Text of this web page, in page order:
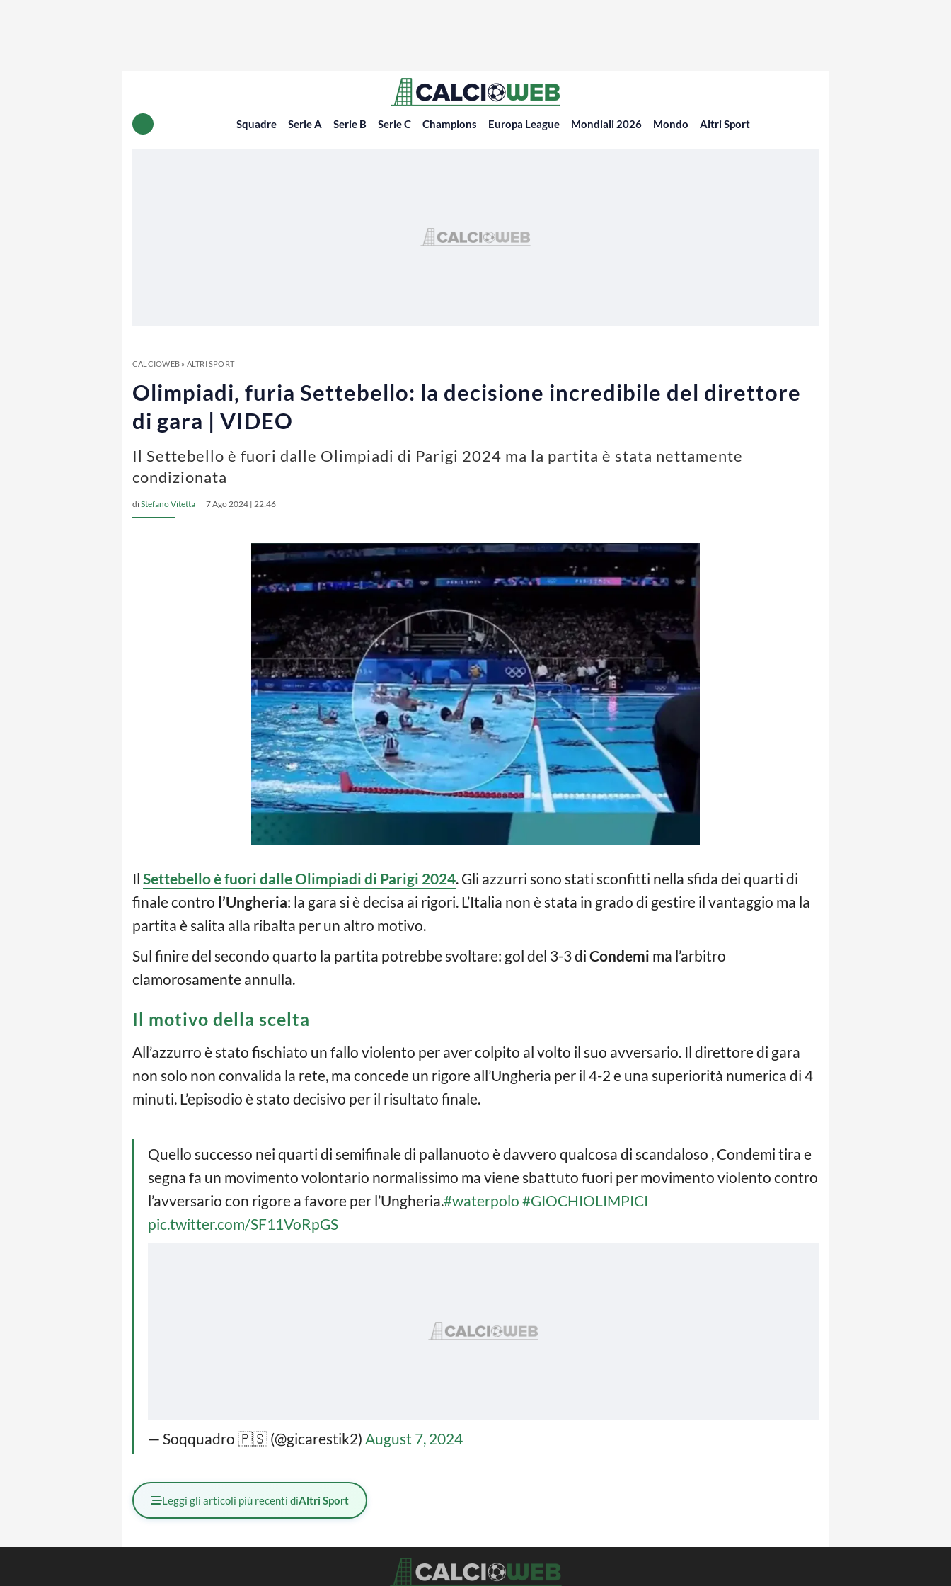
Squadre Serie A Serie B Serie C Champions Europa League Mondiali 2026 Mondo Altri Sport
CALCIOWEB» ALTRI SPORT
Olimpiadi, furia Settebello: la decisione incredibile del direttore
di gara | VIDEO
Il Settebello è fuori dalle Olimpiadi di Parigi 2024 ma la partita è stata nettamente
condizionata
diStefano Vitetta 7 Ago 2024 | 22:46
Il Settebello è fuori dalle Olimpiadi di Parigi 2024. Gli azzurri sono stati sconfitti nella sfida dei quarti di
finale contro l’Ungheria: la gara si è decisa ai rigori. L’Italia non è stata in grado di gestire il vantaggio ma la
partita è salita alla ribalta per un altro motivo.
Sul finire del secondo quarto la partita potrebbe svoltare: gol del 3-3 di Condemi ma l’arbitro
clamorosamente annulla.
Il motivo della scelta
All’azzurro è stato fischiato un fallo violento per aver colpito al volto il suo avversario. Il direttore di gara
non solo non convalida la rete, ma concede un rigore all’Ungheria per il 4-2 e una superiorità numerica di 4
minuti. L’episodio è stato decisivo per il risultato finale.
Quello successo nei quarti di semifinale di pallanuoto è davvero qualcosa di scandaloso , Condemi tira e
segna fa un movimento volontario normalissimo ma viene sbattuto fuori per movimento violento contro
l’avversario con rigore a favore per l’Ungheria.#waterpolo #GIOCHIOLIMPICI
pic.twitter.com/SF11VoRpGS
— Soqquadro 🇵🇸 (@gicarestik2) August 7, 2024
Leggi gli articoli più recenti diAltri Sport